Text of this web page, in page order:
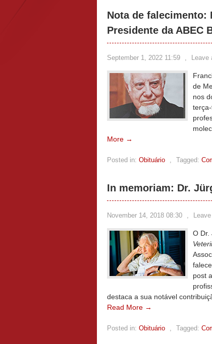
Nota de falecimento:
Presidente da ABEC
September 1, 2022 11:59 , Leave
de
nos
More →
Posted in: Obituário , Tagged:
In memoriam: Dr.
November 14, 2018 08:30 ,
O Dr.
post
destaca a sua notável
Read More →
Posted in: Obituário , Tagged: